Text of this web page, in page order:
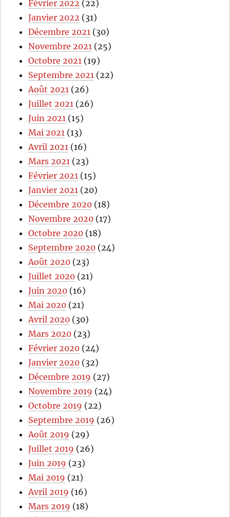
Février 2022 (22)
Janvier 2022 (31)
Décembre 2021 (30)
Novembre 2021 (25)
Octobre 2021 (19)
Septembre 2021 (22)
Août 2021 (26)
Juillet 2021 (26)
Juin 2021 (15)
Mai 2021 (13)
Avril 2021 (16)
Mars 2021 (23)
Février 2021 (15)
Janvier 2021 (20)
Décembre 2020 (18)
Novembre 2020 (17)
Octobre 2020 (18)
Septembre 2020 (24)
Août 2020 (23)
Juillet 2020 (21)
Juin 2020 (16)
Mai 2020 (21)
Avril 2020 (30)
Mars 2020 (23)
Février 2020 (24)
Janvier 2020 (32)
Décembre 2019 (27)
Novembre 2019 (24)
Octobre 2019 (22)
Septembre 2019 (26)
Août 2019 (29)
Juillet 2019 (26)
Juin 2019 (23)
Mai 2019 (21)
Avril 2019 (16)
Mars 2019 (18)